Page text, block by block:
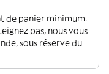
de panier minimum.
pas, nous vous
sous réserve du